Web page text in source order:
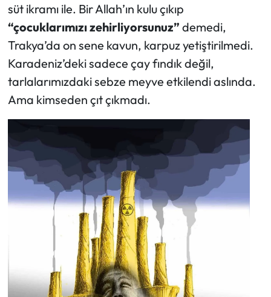
süt ikramı ile. Bir Allah’ın kulu çıkıp
“çocuklarımızı zehirliyorsunuz” demedi,
Trakya’da on sene kavun, karpuz yetiştirilmedi.
Karadeniz’deki sadece çay fındık değil,
tarlalarımızdaki sebze meyve etkilendi aslında.
Ama kimseden çıt çıkmadı.